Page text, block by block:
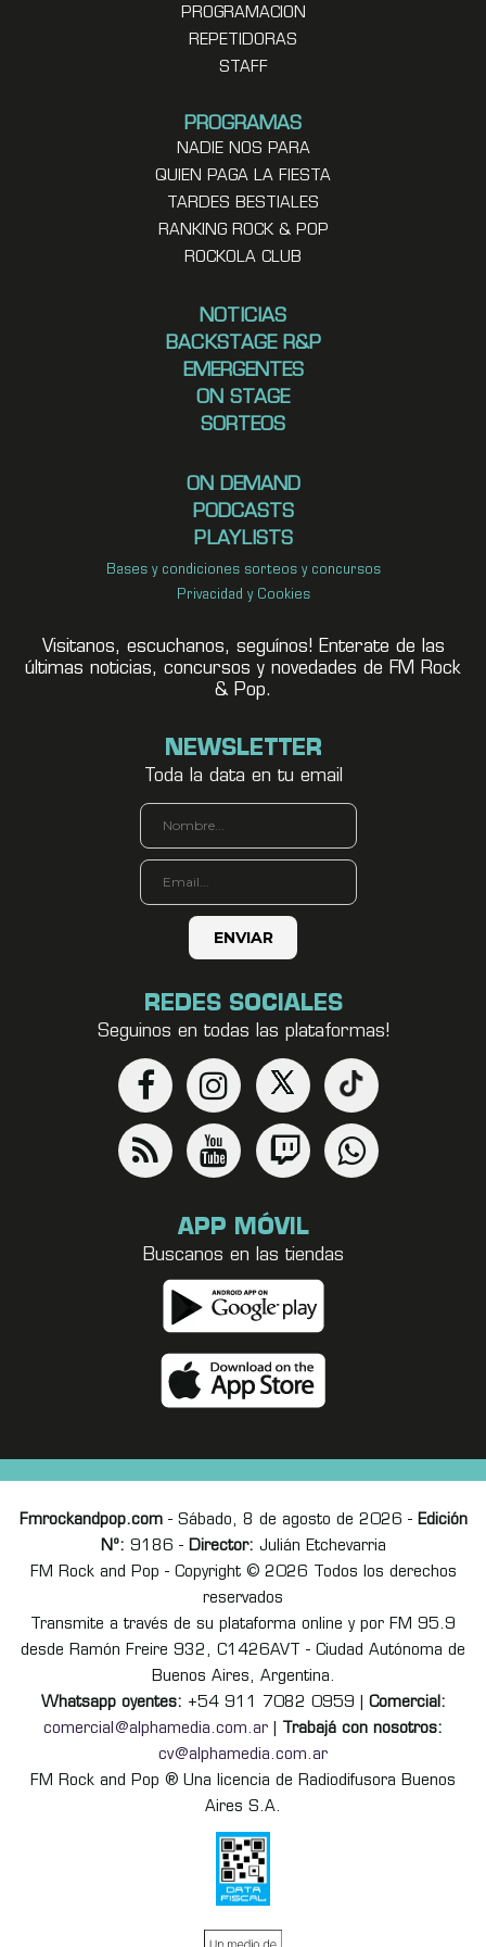
PROGRAMACION
REPETIDORAS
STAFF
PROGRAMAS
NADIE NOS PARA
QUIEN PAGA LA FIESTA
TARDES BESTIALES
RANKING ROCK & POP
ROCKOLA CLUB
NOTICIAS
BACKSTAGE R&P
EMERGENTES
ON STAGE
SORTEOS
ON DEMAND
PODCASTS
PLAYLISTS
Bases y condiciones sorteos y concursos
Privacidad y Cookies
Visitanos, escuchanos, seguínos! Enterate de las
últimas noticias, concursos y novedades de FM Rock
& Pop.
NEWSLETTER
Toda la data en tu email
REDES SOCIALES
Seguinos en todas las plataformas!
APP MÓVIL
Buscanos en las tiendas
Fmrockandpop.com- Sábado, 8 de agosto de 2026 - Edición
Nº: 9186 - Director: Julián Etchevarria
FM Rock and Pop - Copyright © 2026 Todos los derechos
reservados
Transmite a través de su plataforma online y por FM 95.9
desde Ramón Freire 932, C1426AVT - Ciudad Autónoma de
Buenos Aires, Argentina.
Whatsapp oyentes: +54 911 7082 0959 | Comercial:
comercial@alphamedia.com.ar
Trabajá con nosotros:
cv@alphamedia.com.ar
FM Rock and Pop ® Una licencia de Radiodifusora Buenos
Aires S.A.